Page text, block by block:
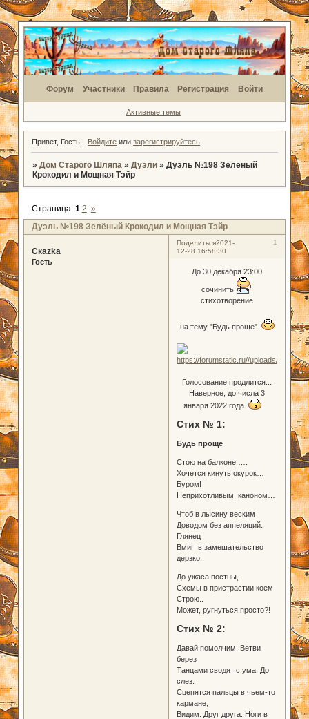
Форум Участники Правила Регистрация Войти
Активные темы
Привет, Гость! Войдите илизарегистрируйтесь
» Дом Старого Шляпа » Дуэли » Дуэль №198 Зелёный
Крокодил и Мощная Тэйр
Дуэль №198 Зелёный Крокодил и Мощная Тэйр
Страница: 1 2 »
Поделиться 1
2021-
12-28 16:58:30
Скаzka
Гость
До 30 декабря 23:00
сочинить
стихотворение
на тему "Будь проще".
Голосование продлится...
Наверное, до числа 3
января 2022 года.
Стих № 1:
Будь проще
Стою на балконе ….
Хочется кинуть окурок…
Буром!
Неприхотливым каноном…
Чтоб в лысину веским
Доводом без аппеляций.
Глянец
Вмиг в замешательство
дерзко.
До ужаса постны,
Схемы в пристрастии коем
Строю..
Может, ругнуться просто?!
Стих № 2:
Давай помолчим. Ветви
берез
Танцами сводят с ума. До
слез.
Сцепятся пальцы в чьем-то
кармане,
Видим. Друг друга. Ноги в